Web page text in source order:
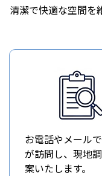
清潔で快適な空間を
お電話やメール
が訪問し、現地
案いたします。